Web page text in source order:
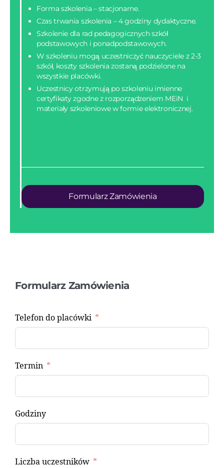
Forma szkolenia – stacjonarne.
Czas trwania szkolenia – 4 godziny dydaktyczne.
Szkolenie dla rad pedagogicznych szkół
podstawowych i ponadpodstawowych.
W szkoleniu mogą uczestniczyć nauczyciele z 2-3
szkół, koszty szkolenia zostaną podzielone na
wszystkie placówki.
Uczestnicy otrzymują po szkoleniu imienne
certyfikaty zgodne z rozporządzeniem MEiN i
materiały szkoleniowe w formie elektronicznej.
Formularz Zamówienia
Formularz Zamówienia
Telefon do placówki
Termin
Godziny
Liczba uczestników